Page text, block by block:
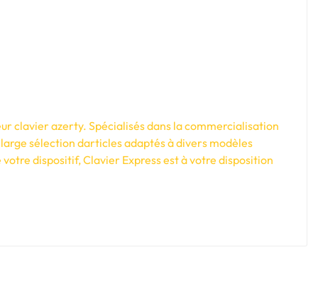
clavier azerty. Spécialisés dans la commercialisation
sélection darticles adaptés à divers modèles
dispositif, Clavier Express est à votre disposition